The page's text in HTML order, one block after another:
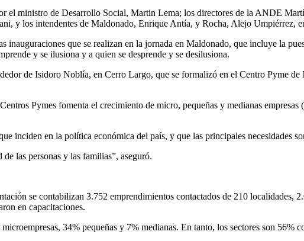
el ministro de Desarrollo Social, Martin Lema; los directores de la ANDE
y los intendentes de Maldonado, Enrique Antía, y Rocha, Alejo Umpiérrez,
inauguraciones que se realizan en la jornada en Maldonado, que incluye la
y se ilusiona y a quien se desprende y se desilusiona.
de Isidoro Noblía, en Cerro Largo, que se formalizó en el Centro Pyme
Pymes fomenta el crecimiento de micro, pequeñas y medianas
inciden en la política económica del país, y que las principales necesidades
las personas y las familias”, aseguró.
se contabilizan 3.752 emprendimientos contactados de 210
en capacitaciones.
34% pequeñas y 7% medianas. En tanto, los sectores son